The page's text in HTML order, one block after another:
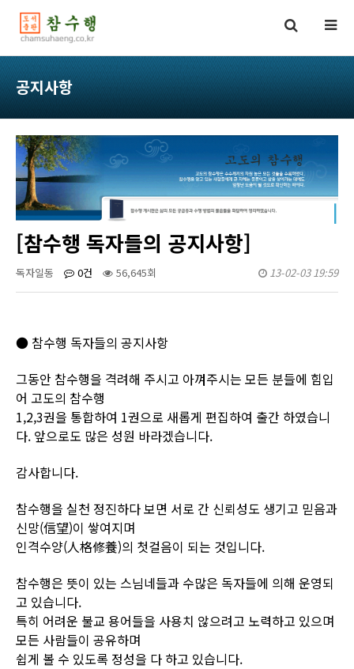
공지사항
[참수행 독자들의 공지사항]
독자일동 0건 56,645회 13-02-03 19:59
● 참수행 독자들의 공지사항
그동안 참수행을 격려해 주시고 아껴주시는 모든 분들에 힘입
어 고도의 참수행
1,2,3권을 통합하여 1권으로 새롭게 편집하여 출간 하였습니
다. 앞으로도 많은 성원 바라겠습니다.
감사합니다.
참수행을 실천 정진하다 보면 서로 간 신뢰성도 생기고 믿음과
신망(信望)이 쌓여지며
인격수양(人格修養)의 첫걸음이 되는 것입니다.
참수행은 뜻이 있는 스님네들과 수많은 독자들에 의해 운영되
고 있습니다.
특히 어려운 불교 용어들을 사용치 않으려고 노력하고 있으며
모든 사람들이 공유하며
쉽게 볼 수 있도록 정성을 다 하고 있습니다.